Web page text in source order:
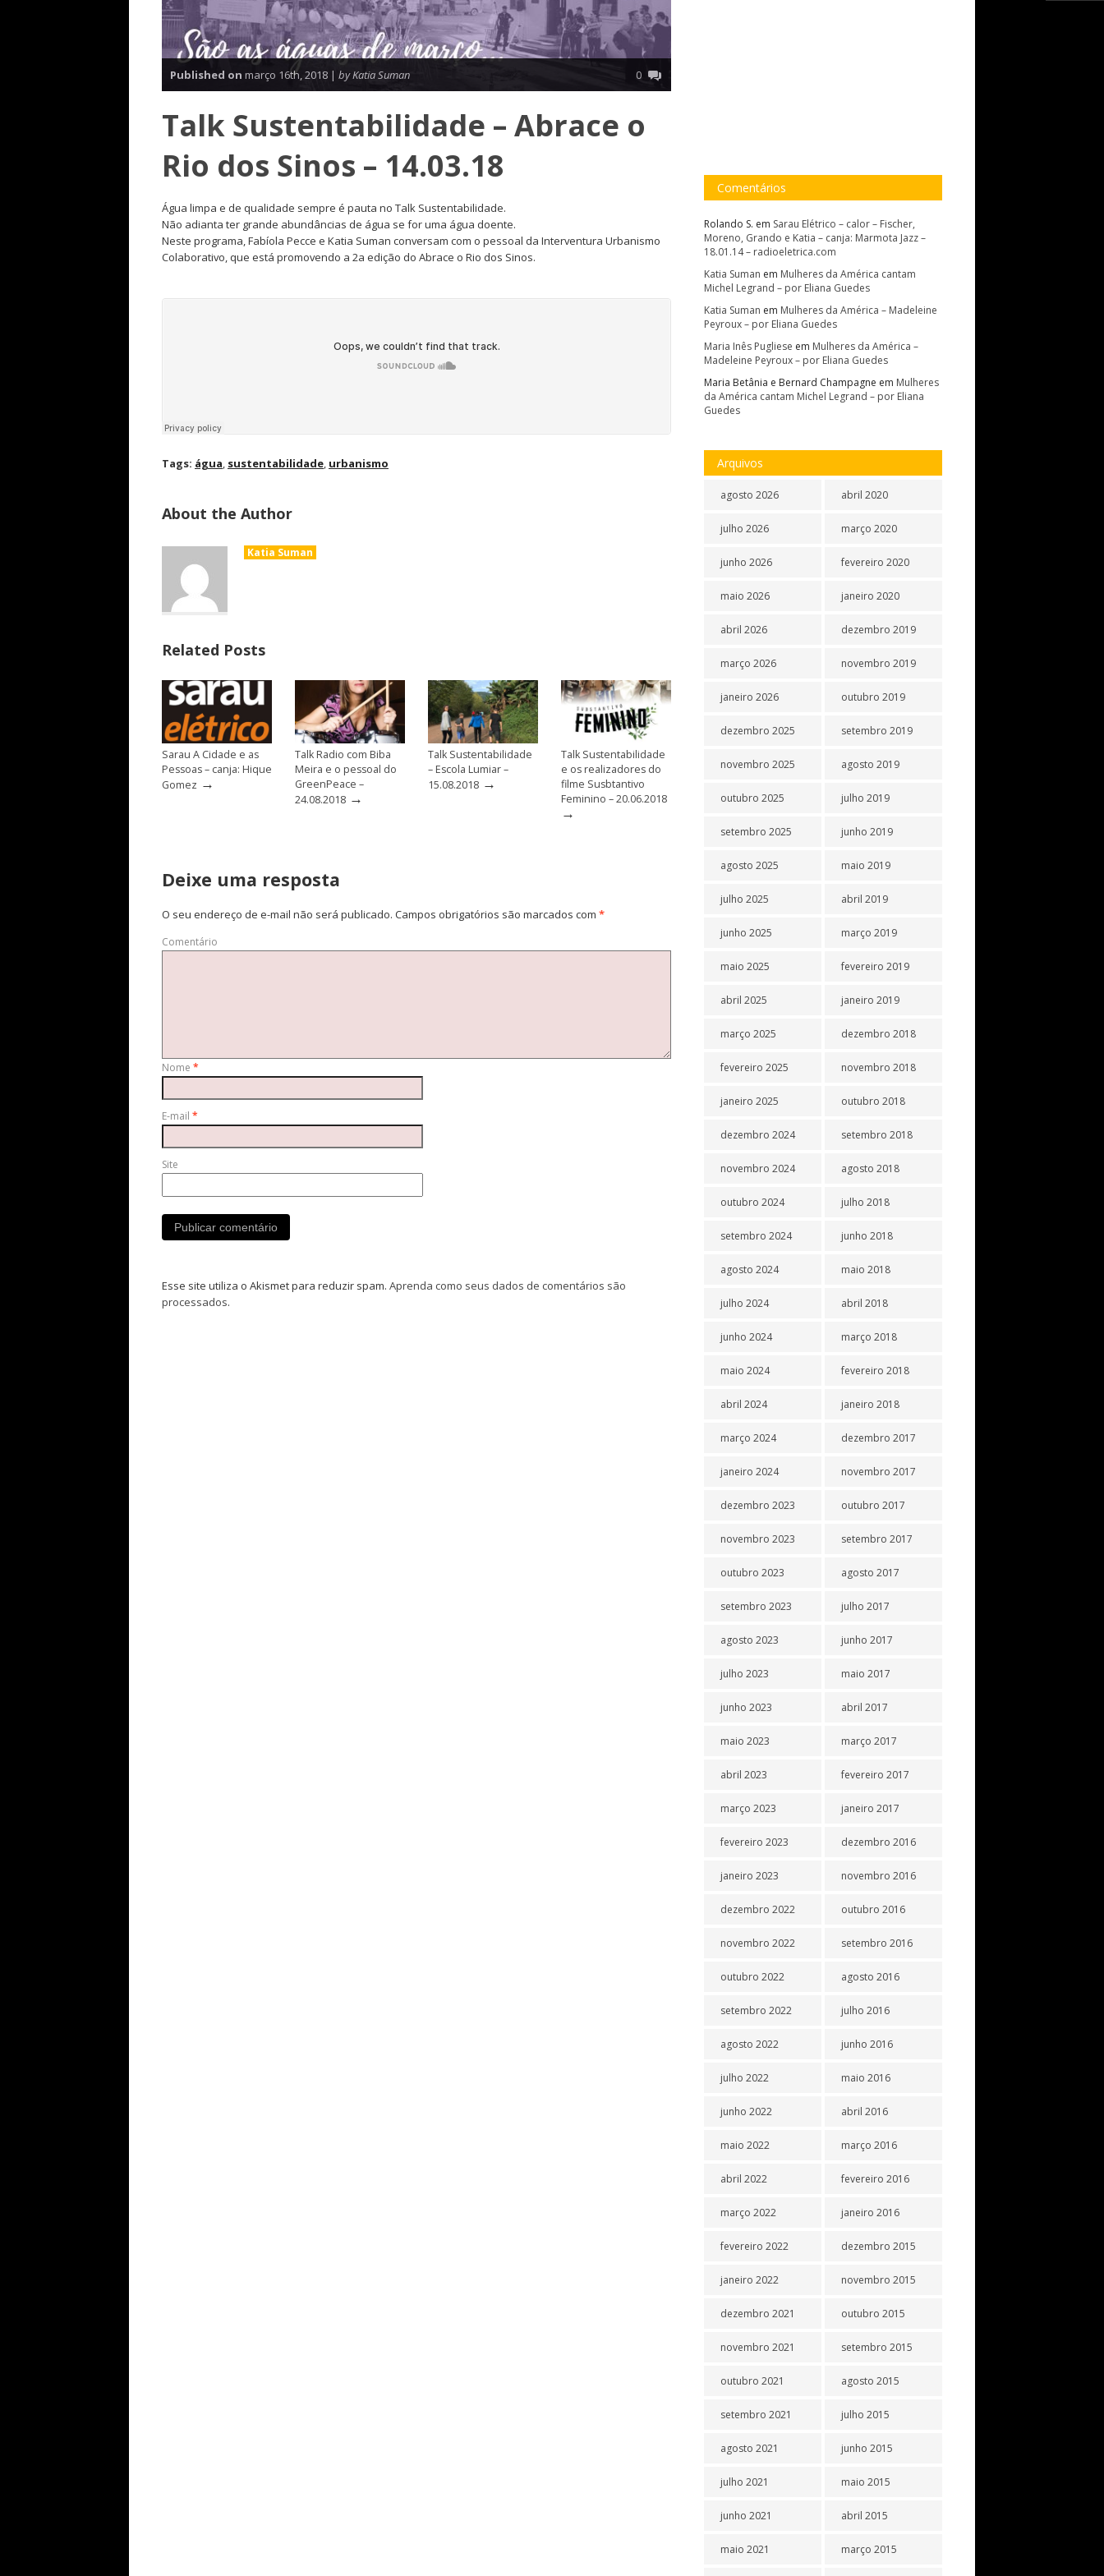
Published on março 16th, 2018 | by Katia Suman 0
Talk Sustentabilidade – Abrace o
Rio dos Sinos – 14.03.18
Água limpa e de qualidade sempre é pauta no Talk Sustentabilidade.
Não adianta ter grande abundâncias de água se for uma água doente.
Neste programa, Fabíola Pecce e Katia Suman conversam com o pessoal da Interventura Urbanismo
Colaborativo, que está promovendo a 2a edição do Abrace o Rio dos Sinos.
Tags: água, sustentabilidade, urbanismo
About the Author
Katia Suman
Related Posts
Sarau A Cidade e as
Pessoas – canja: Hique
Gomez →
Talk Radio com Biba
Meira e o pessoal do
GreenPeace –
24.08.2018 →
Talk Sustentabilidade
– Escola Lumiar –
15.08.2018 →
Talk Sustentabilidade
e os realizadores do
filme Susbtantivo
Feminino – 20.06.2018
→
Deixe uma resposta
O seu endereço de e-mail não será publicado. Campos obrigatórios são marcados com *
Comentário
Nome *
E-mail *
Site
Esse site utiliza o Akismet para reduzir spam. Aprenda como seus dados de comentários são
processados.
Comentários
Rolando S. em Sarau Elétrico – calor – Fischer,
Moreno, Grando e Katia – canja: Marmota Jazz –
18.01.14 – radioeletrica.com
Katia Suman em Mulheres da América cantam
Michel Legrand – por Eliana Guedes
Katia Suman em Mulheres da América – Madeleine
Peyroux – por Eliana Guedes
Maria Inês Pugliese em Mulheres da América –
Madeleine Peyroux – por Eliana Guedes
Maria Betânia e Bernard Champagne em Mulheres
da América cantam Michel Legrand – por Eliana
Guedes
Arquivos
agosto 2026
julho 2026
junho 2026
maio 2026
abril 2026
março 2026
janeiro 2026
dezembro 2025
novembro 2025
outubro 2025
setembro 2025
agosto 2025
julho 2025
junho 2025
maio 2025
abril 2025
março 2025
fevereiro 2025
janeiro 2025
dezembro 2024
novembro 2024
outubro 2024
setembro 2024
agosto 2024
julho 2024
junho 2024
maio 2024
abril 2024
março 2024
janeiro 2024
dezembro 2023
novembro 2023
outubro 2023
setembro 2023
agosto 2023
julho 2023
junho 2023
maio 2023
abril 2023
março 2023
fevereiro 2023
janeiro 2023
dezembro 2022
novembro 2022
outubro 2022
setembro 2022
agosto 2022
julho 2022
junho 2022
maio 2022
abril 2022
março 2022
fevereiro 2022
janeiro 2022
dezembro 2021
novembro 2021
outubro 2021
setembro 2021
agosto 2021
julho 2021
junho 2021
maio 2021
abril 2020
março 2020
fevereiro 2020
janeiro 2020
dezembro 2019
novembro 2019
outubro 2019
setembro 2019
agosto 2019
julho 2019
junho 2019
maio 2019
abril 2019
março 2019
fevereiro 2019
janeiro 2019
dezembro 2018
novembro 2018
outubro 2018
setembro 2018
agosto 2018
julho 2018
junho 2018
maio 2018
abril 2018
março 2018
fevereiro 2018
janeiro 2018
dezembro 2017
novembro 2017
outubro 2017
setembro 2017
agosto 2017
julho 2017
junho 2017
maio 2017
abril 2017
março 2017
fevereiro 2017
janeiro 2017
dezembro 2016
novembro 2016
outubro 2016
setembro 2016
agosto 2016
julho 2016
junho 2016
maio 2016
abril 2016
março 2016
fevereiro 2016
janeiro 2016
dezembro 2015
novembro 2015
outubro 2015
setembro 2015
agosto 2015
julho 2015
junho 2015
maio 2015
abril 2015
março 2015